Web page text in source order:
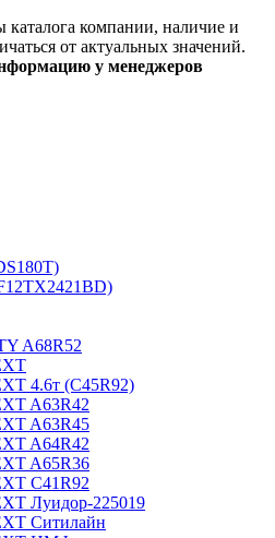
каталога компании, наличие и
от актуальных значений.
у менеджеров
A68R52
4.6т (C45R92)
A63R42
A63R45
A64R42
A65R36
C41R92
Луидор-225019
Ситилайн